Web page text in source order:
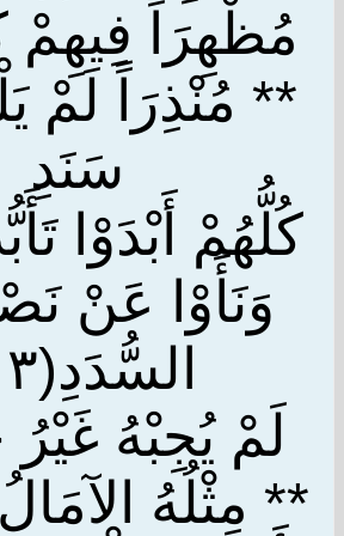
مُظْهِرَاً فِيهِمْ
** مُنْذِرَاً لَمْ
سَنَدِ
كُلُّهُمْ أَبْدَوْا
وَنَأَوْا عَنْ
السُّدَدِ(١٣)
لَمْ يُجِبْهُ غَيْرُ
** مِثْلُهُ